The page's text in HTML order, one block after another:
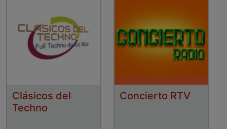
Clásicos del
Techno
Concierto RTV